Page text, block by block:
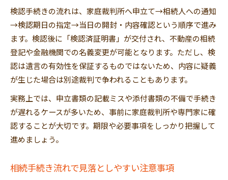
検認手続きの流れは、家庭裁判所へ申立て→相続人への通知
→検認期日の指定→当日の開封・内容確認という順序で進み
ます。検認後に「検認済証明書」が交付され、不動産の相続
登記や金融機関での名義変更が可能となります。ただし、検
認は遺言の有効性を保証するものではないため、内容に疑義
が生じた場合は別途裁判で争われることもあります。
実務上では、申立書類の記載ミスや添付書類の不備で手続き
が遅れるケースが多いため、事前に家庭裁判所や専門家に確
認することが大切です。期限や必要事項をしっかり把握して
進めましょう。
相続手続き流れで見落としやすい注意事項